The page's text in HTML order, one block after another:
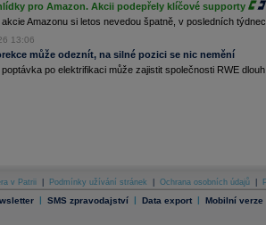
pro Amazon. Akcii podepřely klíčové supporty
Amazonu si letos nevedou špatně, v posledních
13:06
může odeznít, na silné pozici se nic nemění
po elektrifikaci může zajistit společnosti RWE
v Patrii Podmínky užívání stránek Ochrana osobních údajů
| SMS zpravodajství | Data export | Mobilní verze